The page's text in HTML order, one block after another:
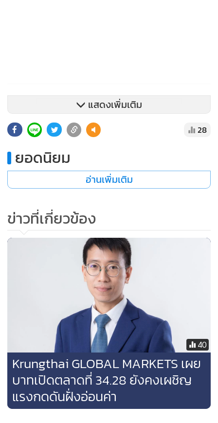
หนี้สหรัฐฯ อาจประสบความสำเร็จได้ภายในสัปดาห์หน้า อย่างไร
ก็ดี การปรับตัวขึ้นของตลาดหุ้นยุโรปยังคงเผชิญแรงกดดันจาก
ความกังวลว่าธนาคารกลางยุโรป (ECB) อาจต้องเดินหน้าขึ้น
ส่วนในฝั่งตลาดบอนด์ ภาวะเปิดรับความเสี่ยงของตลาดการเงิน
และมุมมองของบรรดาเจ้าหน้าที่เฟดซึ่งยังคงออกมาสนับสนุ
สหรัฐฯ ปรับตัวขึ้นต่อเนื่องสู่ระดับ 3.65% ซึ่งเป็นการปรับตัว
ทะลุโซนแนวต้านแถว 3.60% ที่เราเคยประเมินไว้ ซึ่งเรามองว่า
แม้โมเมนตัมการปรับตัวขึ้นของบอนด์ยิลด์ 10 ปี สหรัฐฯ ยังพอมี
อยู่บ้าง แต่การปรับตัวขึ้นอาจเป็นไปอย่างจำกัด เนื่องจากผู้เล่น
ในตลาดบางส่วนยังคงรอจังหวะในการเพิ่มสถานะถือครองบอนด์
ในฝั่งตลาดค่าเงิน เงินดอลลาร์แข็งค่าขึ้นต่อเนื่องเมื่อเทียบกับ
สกุลเงินหลัก ตอบรับกับความหวังการเจรจาขยายเพดานหนี้ที่
อาจบรรลุข้อตกลงได้ภายในสัปดาห์หน้า ขณะเดียวกัน เงิน
ดอลลาร์ยังได้แรงหนุนจากมุมมองของผู้เล่นในตลาดที่เริ่มเชื่อว่า
เฟดมีโอกาสขึ้นดอกเบี้ยต่อได้และเฟดอาจคงดอกเบี้ยที่ระดับสูง
ได้นานขึ้น ซึ่งล่าสุดดัชนีเงินดอลลาร์ (DXY) ได้ปรับตัวขึ้นสู่ระดับ
103.5 จุด ส่วนในฝั่งราคาทองคำ ภาวะเปิดรับความเสี่ยงของ
ตลาดการเงิน รวมถึงการปรับตัวขึ้นของทั้งเงินดอลลาร์และ
แสดงเพิ่มเติม
28
ยอดนิยม
อ่านเพิ่มเติม
ข่าวที่เกี่ยวข้อง
40
Krungthai GLOBAL MARKETS เผย
บาทเปิดตลาดที่ 34.28 ยังคงเผชิญ
แรงกดดันฝั่งอ่อนค่า